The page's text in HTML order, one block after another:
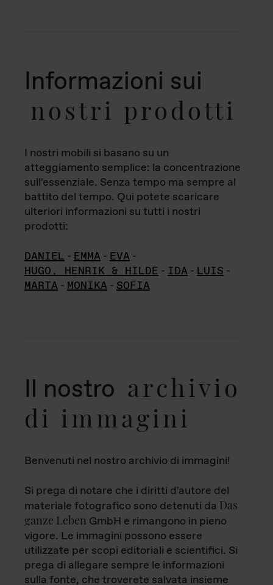
Informazioni sui
nostri prodotti
I nostri mobili si basano su un
atteggiamento semplice: la concentrazione
sull'essenziale. Senza tempo ma sempre al
battito del tempo. Qui potete scaricare
ulteriori informazioni su tutti i nostri
prodotti:
DANIEL - EMMA - EVA -
HUGO, HENRIK & HILDE - IDA - LUIS -
MARTA - MONIKA - SOFIA
Il nostro archivio
di immagini
Benvenuti nel nostro archivio di immagini!
Si prega di notare che i diritti d'autore del
materiale fotografico sono detenuti da Das
ganze Leben GmbH e rimangono in pieno
vigore. Le immagini possono essere
utilizzate per scopi editoriali e scientifici. Si
prega di allegare sempre le informazioni
sulla fonte, che troverete salvata insieme